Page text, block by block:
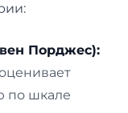
Порджес):
по шкале